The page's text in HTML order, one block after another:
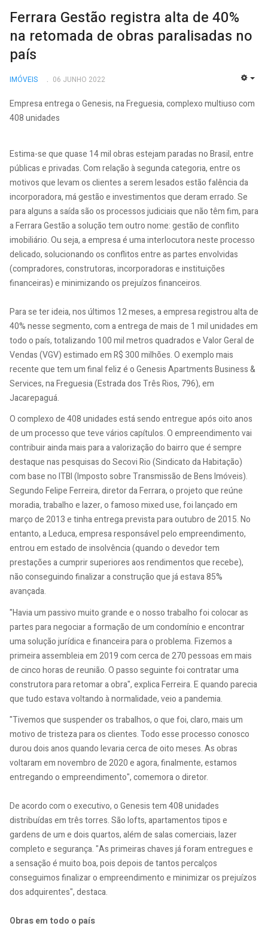
Ferrara Gestão registra alta de 40%
na retomada de obras paralisadas no
país
IMÓVEIS 06 JUNHO 2022
Empresa entrega o Genesis, na Freguesia, complexo multiuso com
408 unidades
Estima-se que quase 14 mil obras estejam paradas no Brasil, entre
públicas e privadas. Com relação à segunda categoria, entre os
motivos que levam os clientes a serem lesados estão falência da
incorporadora, má gestão e investimentos que deram errado. Se
para alguns a saída são os processos judiciais que não têm fim, para
a Ferrara Gestão a solução tem outro nome: gestão de conflito
imobiliário. Ou seja, a empresa é uma interlocutora neste processo
delicado, solucionando os conflitos entre as partes envolvidas
(compradores, construtoras, incorporadoras e instituições
financeiras) e minimizando os prejuízos financeiros.
Para se ter ideia, nos últimos 12 meses, a empresa registrou alta de
40% nesse segmento, com a entrega de mais de 1 mil unidades em
todo o país, totalizando 100 mil metros quadrados e Valor Geral de
Vendas (VGV) estimado em R$ 300 milhões. O exemplo mais
recente que tem um final feliz é o Genesis Apartments Business &
Services, na Freguesia (Estrada dos Três Rios, 796), em
Jacarepaguá.
O complexo de 408 unidades está sendo entregue após oito anos
de um processo que teve vários capítulos. O empreendimento vai
contribuir ainda mais para a valorização do bairro que é sempre
destaque nas pesquisas do Secovi Rio (Sindicato da Habitação)
com base no ITBI (Imposto sobre Transmissão de Bens Imóveis).
Segundo Felipe Ferreira, diretor da Ferrara, o projeto que reúne
moradia, trabalho e lazer, o famoso mixed use, foi lançado em
março de 2013 e tinha entrega prevista para outubro de 2015. No
entanto, a Leduca, empresa responsável pelo empreendimento,
entrou em estado de insolvência (quando o devedor tem
prestações a cumprir superiores aos rendimentos que recebe),
não conseguindo finalizar a construção que já estava 85%
avançada.
"Havia um passivo muito grande e o nosso trabalho foi colocar as
partes para negociar a formação de um condomínio e encontrar
uma solução jurídica e financeira para o problema. Fizemos a
primeira assembleia em 2019 com cerca de 270 pessoas em mais
de cinco horas de reunião. O passo seguinte foi contratar uma
construtora para retomar a obra", explica Ferreira. E quando parecia
que tudo estava voltando à normalidade, veio a pandemia.
"Tivemos que suspender os trabalhos, o que foi, claro, mais um
motivo de tristeza para os clientes. Todo esse processo conosco
durou dois anos quando levaria cerca de oito meses. As obras
voltaram em novembro de 2020 e agora, finalmente, estamos
entregando o empreendimento", comemora o diretor.
De acordo com o executivo, o Genesis tem 408 unidades
distribuídas em três torres. São lofts, apartamentos tipos e
gardens de um e dois quartos, além de salas comerciais, lazer
completo e segurança. "As primeiras chaves já foram entregues e
a sensação é muito boa, pois depois de tantos percalços
conseguimos finalizar o empreendimento e minimizar os prejuízos
dos adquirentes", destaca.
Obras em todo o país